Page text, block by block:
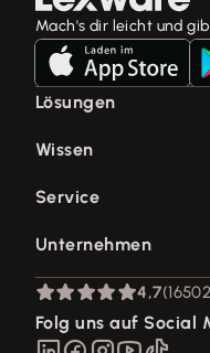
Mach's dir leicht und
Lösungen
E-Rechnung Software
Buchhaltungssoftware
Branchenlösungen
Erweiterungen &
Wissen
Fachwissen für
Lexware Akademie
Tell Your Story
Das Lena Prinzip
Service
Support für Lexware
Für Steuerberater
Partner werden
Unternehmen
Über Lexware
Presse
Soziale Verantwortung
4,7
Folg uns auf Social